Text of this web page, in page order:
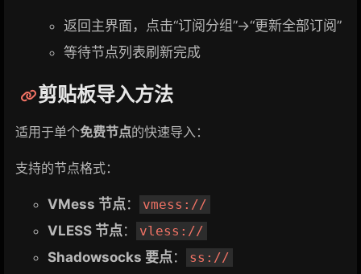
返回主界面，点击“订阅分组”→“更新全部订阅”
等待节点列表刷新完成
剪贴板导入方法
适用于单个免费节点的快速导入：
支持的节点格式：
VMess 节点： vmess://
VLESS 节点： vless://
Shadowsocks 要点： ss://